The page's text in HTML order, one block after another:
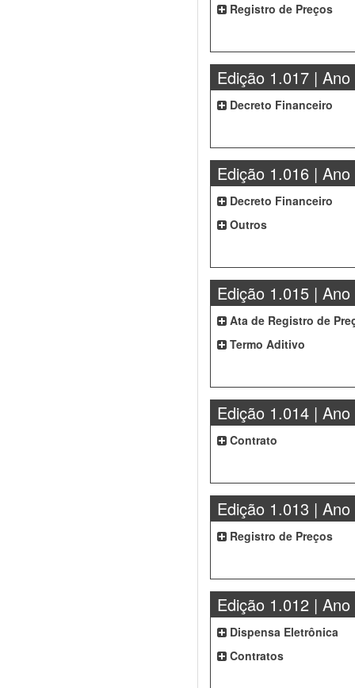
Registro de Preços
Edição 1.017 | Ano
Decreto Financeiro
Edição 1.016 | Ano
Decreto Financeiro
Outros
Edição 1.015 | Ano
Ata de Registro de
Termo Aditivo
Edição 1.014 | Ano
Contrato
Edição 1.013 | Ano
Registro de Preços
Edição 1.012 | Ano
Dispensa Eletrônica
Contratos